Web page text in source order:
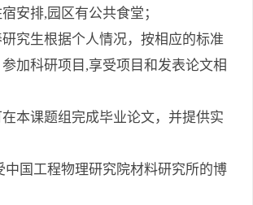
安排,园区有公共食堂；
究生根据个人情况，按相应的标准
加科研项目,享受项目和发表论文相
本课题组完成毕业论文，并提供实
中国工程物理研究院材料研究所的博